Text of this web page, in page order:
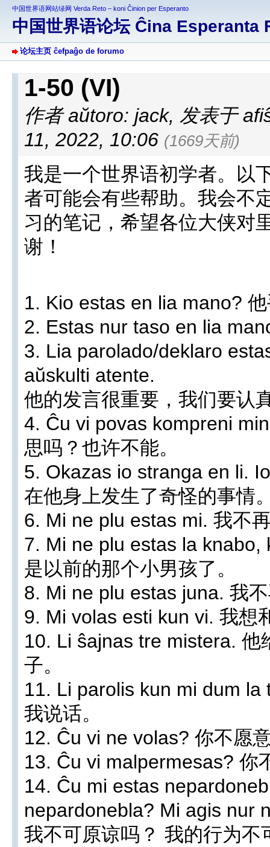
中国世界语网站绿网 Verda Reto – koni Ĉinion per Esperanto
中国世界语论坛 Ĉina Esperanta
论坛主页 ĉefpaĝo de forumo
1-50 (VI)
作者 aŭtoro: jack, 发表于
11, 2022, 10:06 (1669天前)
我是一个世界语初学者。以
者可能会有些帮助。我会不
习的笔记，希望各位大侠对
谢！
1. Kio estas en lia mano?
2. Estas nur taso en lia
3. Lia parolado/deklaro
aŭskulti atente.
他的发言很重要，我们要认
4. Ĉu vi povas kompreni
思吗？也许不能。
5. Okazas io stranga en li.
在他身上发生了奇怪的事情
6. Mi ne plu estas mi. 我不
7. Mi ne plu estas la
是以前的那个小男孩了。
8. Mi ne plu estas juna. 我
9. Mi volas esti kun vi. 我想
10. Li ŝajnas tre mistera.
子。
11. Li parolis kun mi dum
我说话。
12. Ĉu vi ne volas? 你不愿
13. Ĉu vi malpermesas? 你
14. Ĉu mi estas
nepardonebla? Mi agis nur
我不可原谅吗？ 我的行为